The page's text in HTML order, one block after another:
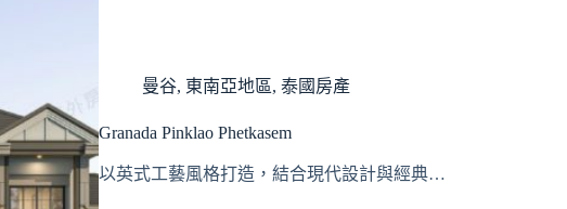
曼谷, 東南亞地區, 泰國房產
Granada Pinklao Phetkasem
以英式工藝風格打造，結合現代設計與經典…